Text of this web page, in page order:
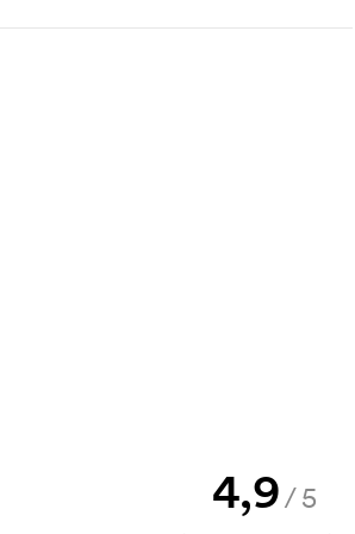
Sie erhalten die Skizze innerhalb
4,9/5